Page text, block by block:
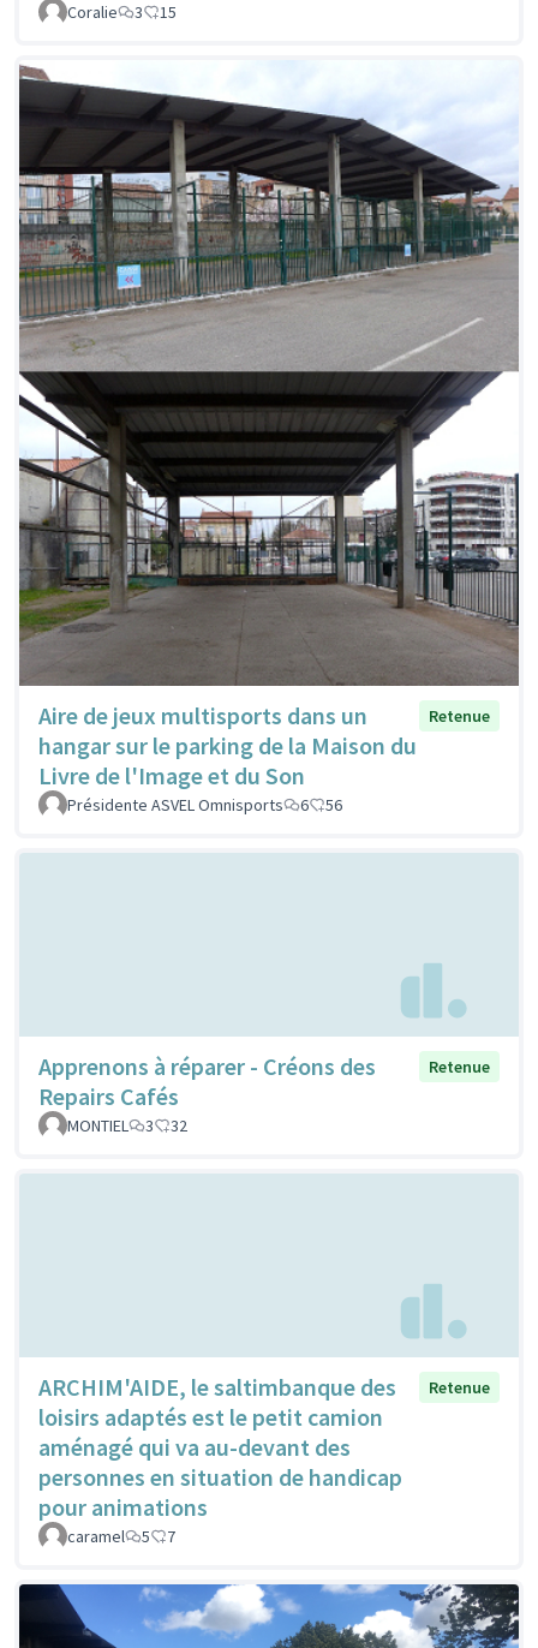
Coralie 3 15
Aire de jeux multisports dans un
hangar sur le parking de la Maison du
Livre de l'Image et du Son
Retenue
Présidente ASVEL Omnisports 6 56
Apprenons à réparer - Créons des
Repairs Cafés
Retenue
MONTIEL 3 32
ARCHIM'AIDE, le saltimbanque des
loisirs adaptés est le petit camion
aménagé qui va au-devant des
personnes en situation de handicap
pour animations
Retenue
caramel 5 7